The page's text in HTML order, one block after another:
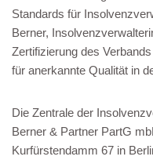
Standards für
Berner,
Zertifizierung des
für anerkannte Qualität in
Die Zentrale der
Berner & Partner PartG
Kurfürstendamm 67 in